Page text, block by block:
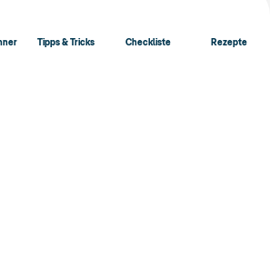
Tipps & Tricks Checkliste Rezepte